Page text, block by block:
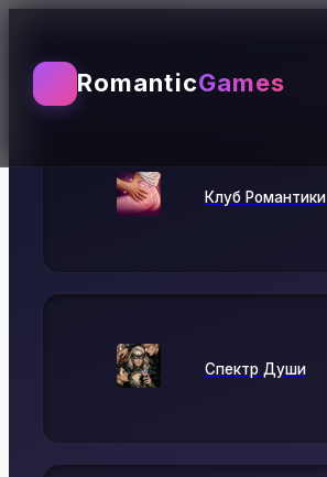
RomanticGames
Клуб Романтики
Спектр Души